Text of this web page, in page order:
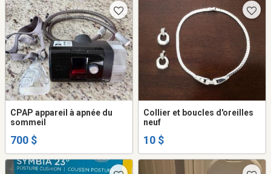
CPAP appareil à apnée du
sommeil
700 $
Collier et boucles d'oreilles
neuf
10 $